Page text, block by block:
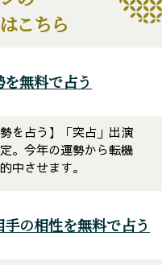
こちら
無料で占う
を占う】「突占」出演
。今年の運勢から転機
中させます。
の相性を無料で占う